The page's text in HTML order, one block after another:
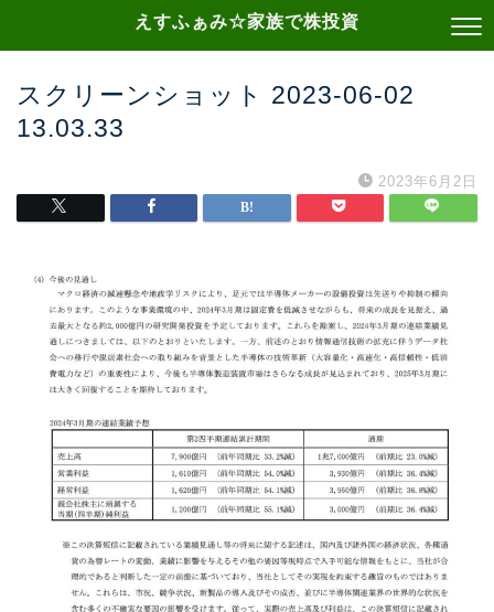
えすふぁみ☆家族で株投資
スクリーンショット 2023-06-02
13.03.33
2023年6月2日